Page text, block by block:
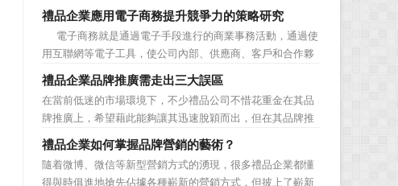
相應的分類，了解不同類型客戶的貢獻度，從而有的放矢的
制定相應的營銷對策，而這需要對於客戶研究方面更多地投
入，這不僅是銷售環節的事，也需要營銷管理策略的整體支
持。具體來說，有以下...
禮品企業應用電子商務提升競爭力的策略研究
電子商務就是通過電子手段進行的商業事務活動，通過使
用互聯網等電子工具，使公司內部、供應商、客戶和合作夥
伴之間，利用電子業務共享信息，實現企業間業務流程的電
子化，配合企業內部的電子化生產管理系統，提高企業的生
產、庫存、流通和資金等各個環節的效率。它具有結構性、
動態性、社...
禮品企業品牌推廣需走出三大誤區
在當前低迷的市場環境下，不少禮品公司不惜花重金在其品
牌推廣上，希望藉此能夠讓其迅速脫穎而出，但在其品牌推
廣的營銷管理思路上，也有許多禮品企業走入了幾大誤區而
無法自拔，這其中，最為常見的誤區有： 誤區一：不清
楚品牌到底在表達什麼 很多禮品企業在推廣品牌之前，
禮品企業如何掌握品牌營銷的藝術？
隨着微博、微信等新型營銷方式的湧現，很多禮品企業都懂
得與時俱進地搶先佔據各種嶄新的營銷方式，但披上了嶄新